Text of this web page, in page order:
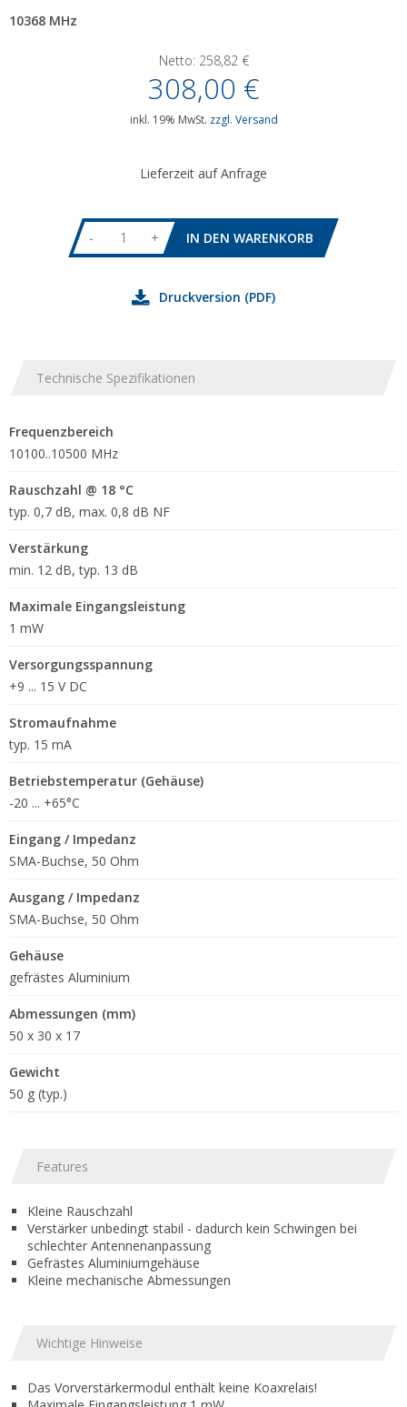
10368 MHz
Netto: 258,82 €
308,00 €
inkl. 19% MwSt. zzgl. Versand
Lieferzeit auf Anfrage
- +
Druckversion (PDF)
Technische Spezifikationen
Frequenzbereich
10100..10500 MHz
Rauschzahl @ 18 °C
typ. 0,7 dB, max. 0,8 dB NF
Verstärkung
min. 12 dB, typ. 13 dB
Maximale Eingangsleistung
1 mW
Versorgungsspannung
+9 ... 15 V DC
Stromaufnahme
typ. 15 mA
Betriebstemperatur (Gehäuse)
-20 ... +65°C
Eingang / Impedanz
SMA-Buchse, 50 Ohm
Ausgang / Impedanz
SMA-Buchse, 50 Ohm
Gehäuse
gefrästes Aluminium
Abmessungen (mm)
50 x 30 x 17
Gewicht
50 g (typ.)
Features
Kleine Rauschzahl
Verstärker unbedingt stabil - dadurch kein Schwingen bei
schlechter Antennenanpassung
Gefrästes Aluminiumgehäuse
Kleine mechanische Abmessungen
Wichtige Hinweise
Das Vorverstärkermodul enthält keine Koaxrelais!